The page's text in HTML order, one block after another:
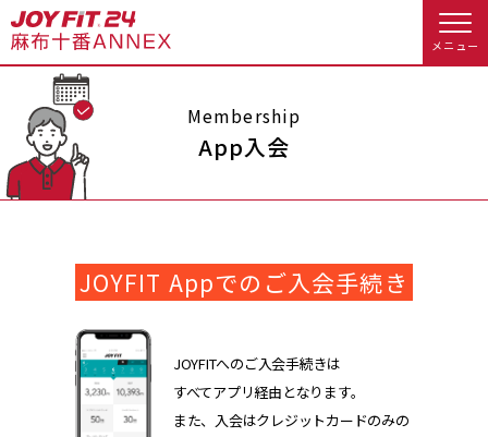
メニュー
店舗トップ
会員様へのお知らせ 予約する
休会お手続き
店舗情報・サービス
入会のお手続きをする
入会するトップ
Appで入会手続き料金・サービス等詳しく見る
Membership
App入会
JOYFIT Appでのご入会手続き
JOYFITへのご入会手続きは
すべてアプリ経由となります。
また、入会はクレジットカードのみの